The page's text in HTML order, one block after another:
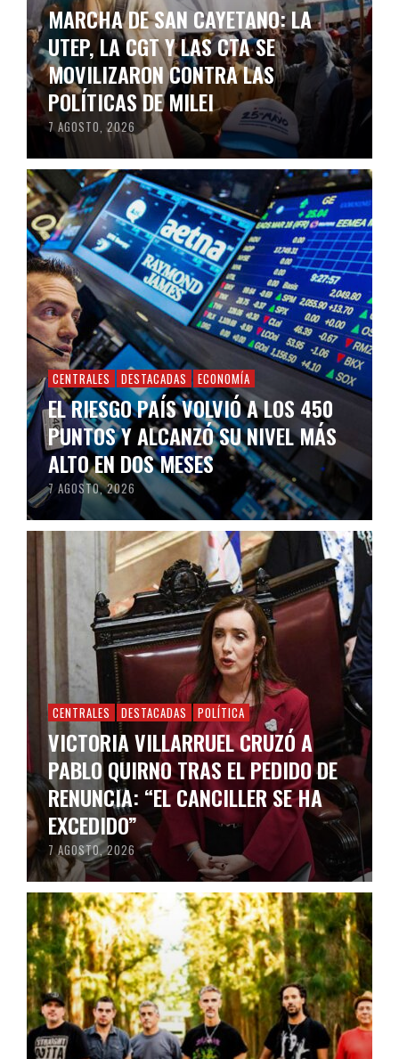
MARCHA DE SAN CAYETANO: LA
UTEP, LA CGT Y LAS CTA SE
MOVILIZARON CONTRA LAS
POLÍTICAS DE MILEI
7 AGOSTO, 2026
CENTRALES DESTACADAS ECONOMÍA
EL RIESGO PAÍS VOLVIÓ A LOS 450
PUNTOS Y ALCANZÓ SU NIVEL MÁS
ALTO EN DOS MESES
7 AGOSTO, 2026
CENTRALES DESTACADAS POLÍTICA
VICTORIA VILLARRUEL CRUZÓ A
PABLO QUIRNO TRAS EL PEDIDO DE
RENUNCIA: “EL CANCILLER SE HA
EXCEDIDO”
7 AGOSTO, 2026